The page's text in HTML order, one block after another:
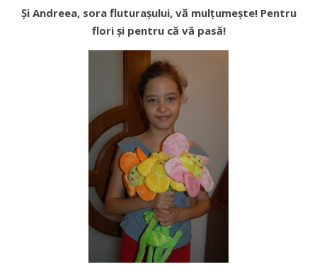
Și Andreea, sora fluturașului, vă mulțumește! Pentru
flori și pentru că vă pasă!